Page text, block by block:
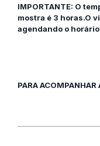
IMPORTANTE: O
mostra é 3 horas.O
agendando o
PARA